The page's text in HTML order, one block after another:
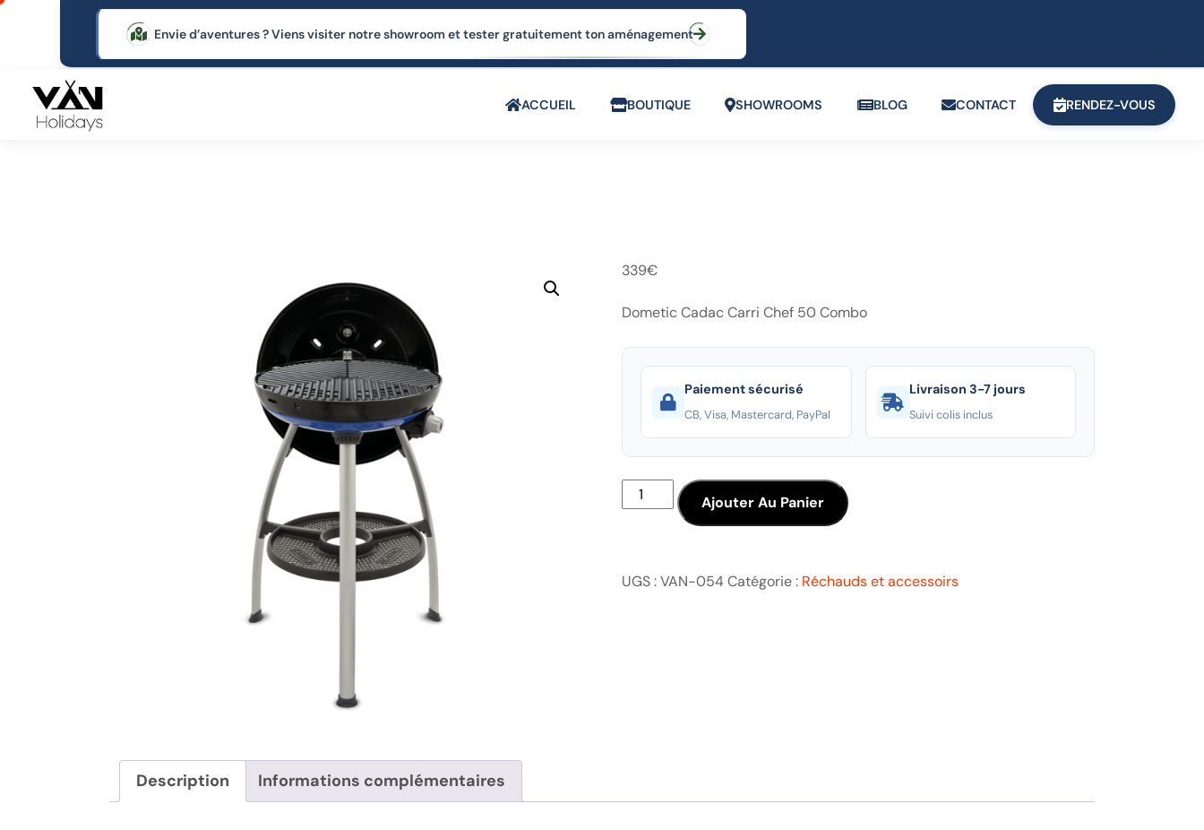
Envie d’aventures ? Viens visiter notre showroom et tester gratuitement ton aménagement
ACCUEIL BOUTIQUE SHOWROOMS BLOG CONTACT RENDEZ-VOUS
339€
Dometic Cadac Carri Chef 50 Combo
Paiement sécurisé
CB, Visa, Mastercard, PayPal
Livraison 3-7 jours
Suivi colis inclus
Ajouter Au Panier
UGS :VAN-054Catégorie : Réchauds et accessoirs
Description Informations complémentaires